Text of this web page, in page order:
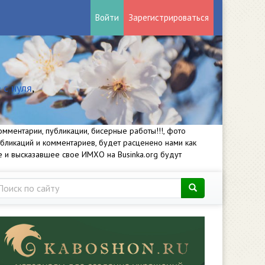
Войти Зарегистрироваться
нуля,
публикации, бисерные работы!!!, фото
и комментариев, будет расценено нами как
и высказавшее свое ИМХО на Businka.org будут